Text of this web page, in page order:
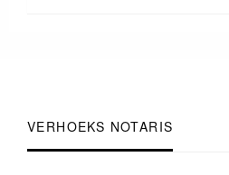
VERHOEKS NOTARIS